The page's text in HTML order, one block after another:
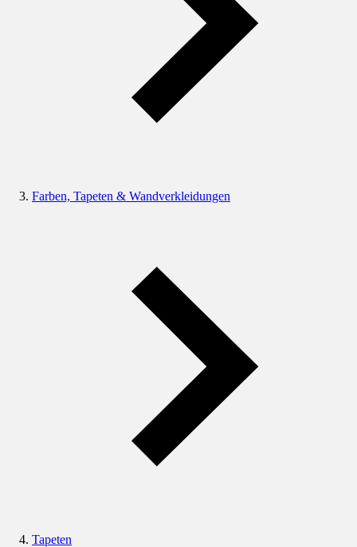
Farben, Tapeten & Wandverkleidungen
Tapeten